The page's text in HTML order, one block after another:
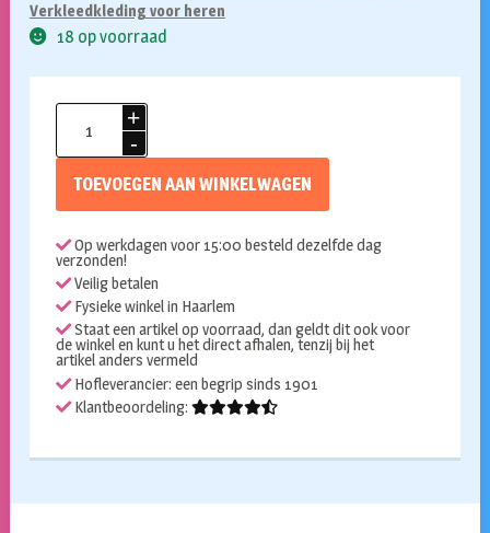
Verkleedkleding voor heren
18 op voorraad
dood
aantal
TOEVOEGEN AAN WINKELWAGEN
Op werkdagen voor 15:00 besteld dezelfde dag
verzonden!
Veilig betalen
Fysieke winkel in Haarlem
Staat een artikel op voorraad, dan geldt dit ook voor
de winkel en kunt u het direct afhalen, tenzij bij het
artikel anders vermeld
Hofleverancier: een begrip sinds 1901
Klantbeoordeling: